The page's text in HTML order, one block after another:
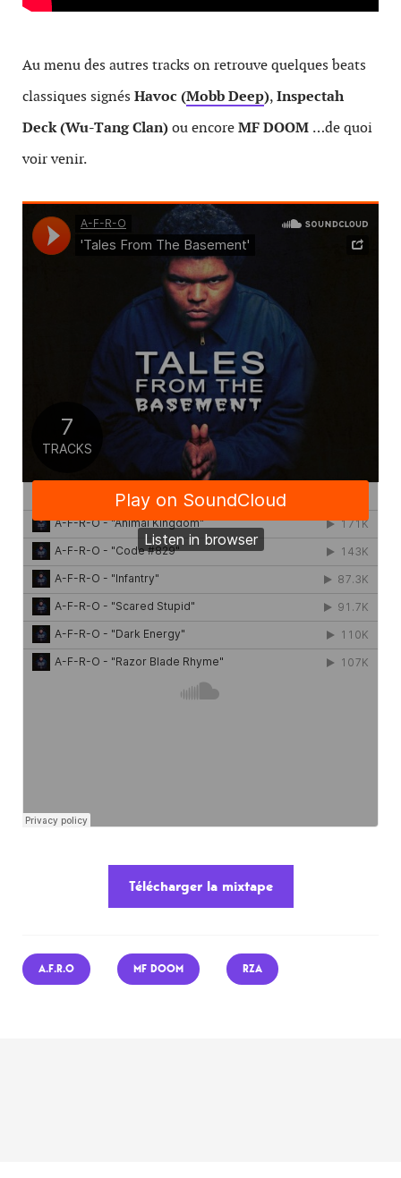
Au menu des autres tracks on retrouve quelques beats
classiques signés Havoc (Mobb Deep),Inspectah
Deck (Wu-Tang Clan)ou encoreMF DOOM …de quoi
voir venir.
Télécharger la mixtape
A.F.R.O MF DOOM RZA